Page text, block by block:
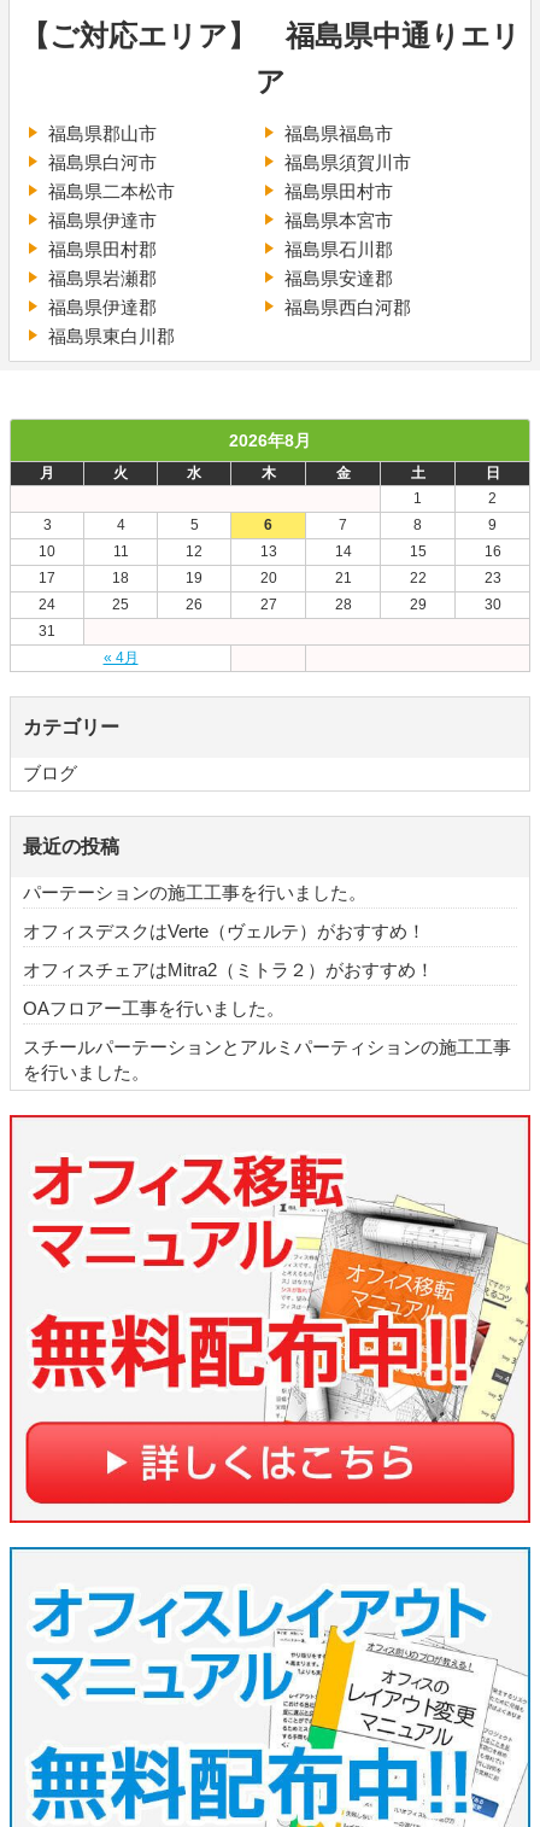
【ご対応エリア】 福島県中通りエリ
ア
福島県郡山市
福島県福島市
福島県白河市
福島県須賀川市
福島県二本松市
福島県田村市
福島県伊達市
福島県本宮市
福島県田村郡
福島県石川郡
福島県岩瀬郡
福島県安達郡
福島県伊達郡
福島県西白河郡
福島県東白川郡
2026年8月
月 火 水 木 金 土 日
« 4月
1
2
3
4 5 6 7 8
9
10
11 12 13 14 15
16
17
18 19 20 21 22
23
24
25 26 27 28 29
30
31
カテゴリー
ブログ
最近の投稿
パーテーションの施工工事を行いました。
オフィスデスクはVerte（ヴェルテ）がおすすめ！
オフィスチェアはMitra2（ミトラ２）がおすすめ！
OAフロアー工事を行いました。
スチールパーテーションとアルミパーティションの施工工事
を行いました。